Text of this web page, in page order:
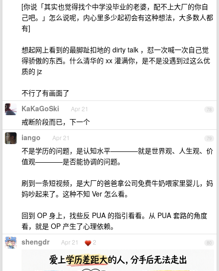
[你说「其实也觉得找个中学没毕业的老婆，配不上大厂的你自
己吧。」怎么说呢，内心里多少起初会有这种想法，大多数人都
有]
想起网上看到的最脚趾扣地的 dirty talk ，怼一次喊一次自己觉
得骄傲的东西。什么清华的 xx 灌满你，是不是没遇到过这么优
质的 jz
不行了有画面了
78
KaKaGoSki Apr 21
戒断阶段而已，下一个
79
iango Apr 21
不是学历的问题，是认知水平————就是世界观、人生观、价
值观————是否能协调的问题。
刷到一条短视频，是大厂的爸爸拿公司免费牛奶喂家里婴儿，妈
妈吵起来了。这种不知 Ver 怎么看。
回到 OP 身上，找些反 PUA 的指引看看。从 PUA 套路的角度
看，就是 OP 产生了心理依赖。
80
shengdr Apr 21 2